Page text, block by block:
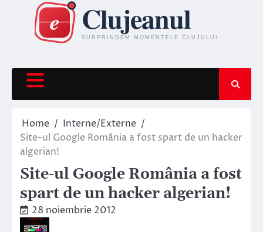
content
Home
Interne/Externe
Site-ul Google România a fost spart de un hacker
algerian!
Site-ul Google România a fost
spart de un hacker algerian!
28 noiembrie 2012